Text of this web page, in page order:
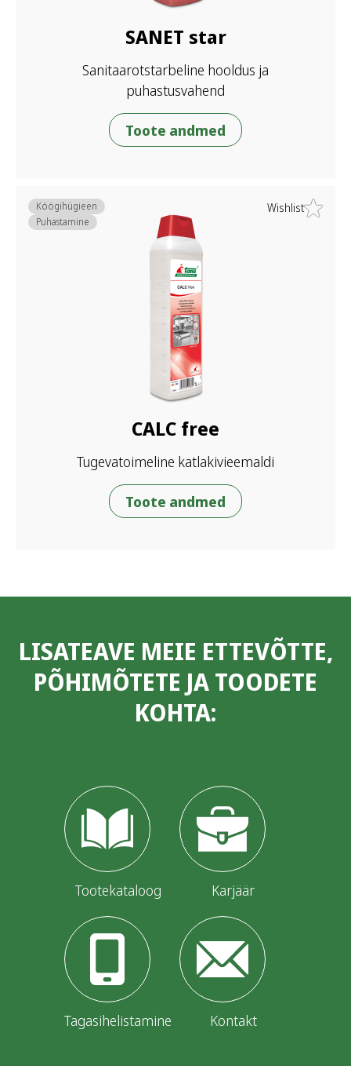
SANET star
Sanitaarotstarbeline hooldus ja
puhastusvahend
Toote andmed
Wishlist
CALC free
Tugevatoimeline katlakivieemaldi
Köögihügieen
Puhastamine
Toote andmed
LISATEAVE MEIE ETTEVÕTTE,
PÕHIMÕTETE JA TOODETE
KOHTA:
Tootekataloog Karjäär
Tagasihelistamine Kontakt